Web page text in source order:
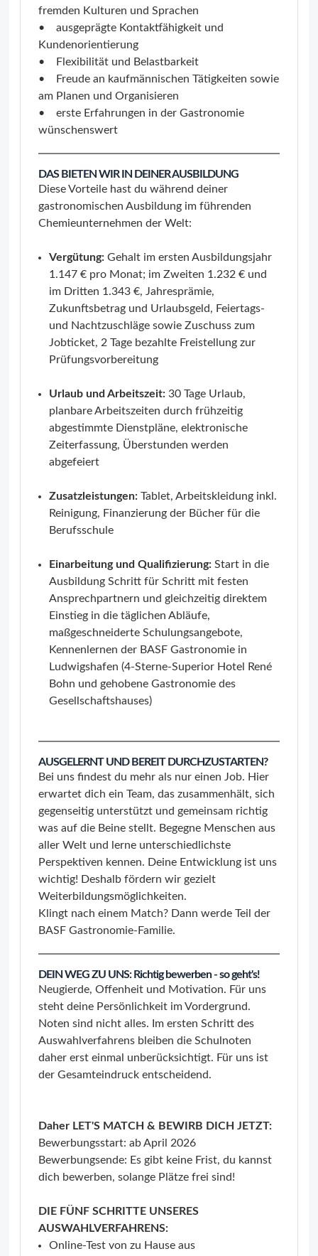
fremden Kulturen und Sprachen
• ausgeprägte Kontaktfähigkeit und
Kundenorientierung
• Flexibilität und Belastbarkeit
• Freude an kaufmännischen Tätigkeiten sowie
am Planen und Organisieren
• erste Erfahrungen in der Gastronomie
wünschenswert
DAS BIETEN WIR IN DEINER AUSBILDUNG
Diese Vorteile hast du während deiner
gastronomischen Ausbildung im führenden
Chemieunternehmen der Welt:
Vergütung: Gehalt im ersten Ausbildungsjahr
1.147 € pro Monat; im Zweiten 1.232 € und
im Dritten 1.343 €, Jahresprämie,
Zukunftsbetrag und Urlaubsgeld, Feiertags-
und Nachtzuschläge sowie Zuschuss zum
Jobticket, 2 Tage bezahlte Freistellung zur
Prüfungsvorbereitung
Urlaub und Arbeitszeit: 30 Tage Urlaub,
planbare Arbeitszeiten durch frühzeitig
abgestimmte Dienstpläne, elektronische
Zeiterfassung, Überstunden werden
abgefeiert
Zusatzleistungen: Tablet, Arbeitskleidung inkl.
Reinigung, Finanzierung der Bücher für die
Berufsschule
Einarbeitung und Qualifizierung: Start in die
Ausbildung Schritt für Schritt mit festen
Ansprechpartnern und gleichzeitig direktem
Einstieg in die täglichen Abläufe,
maßgeschneiderte Schulungsangebote,
Kennenlernen der BASF Gastronomie in
Ludwigshafen (4-Sterne-Superior Hotel René
Bohn und gehobene Gastronomie des
Gesellschaftshauses)
AUSGELERNT UND BEREIT DURCHZUSTARTEN?
Bei uns findest du mehr als nur einen Job. Hier
erwartet dich ein Team, das zusammenhält, sich
gegenseitig unterstützt und gemeinsam richtig
was auf die Beine stellt. Begegne Menschen aus
aller Welt und lerne unterschiedlichste
Perspektiven kennen. Deine Entwicklung ist uns
wichtig! Deshalb fördern wir gezielt
Weiterbildungsmöglichkeiten.
Klingt nach einem Match? Dann werde Teil der
BASF Gastronomie-Familie.
DEIN WEG ZU UNS: Richtig bewerben - so geht's!
Neugierde, Offenheit und Motivation. Für uns
steht deine Persönlichkeit im Vordergrund.
Noten sind nicht alles. Im ersten Schritt des
Auswahlverfahrens bleiben die Schulnoten
daher erst einmal unberücksichtigt. Für uns ist
der Gesamteindruck entscheidend.
Daher LET'S MATCH & BEWIRB DICH JETZT:
Bewerbungsstart: ab April 2026
Bewerbungsende: Es gibt keine Frist, du kannst
dich bewerben, solange Plätze frei sind!
DIE FÜNF SCHRITTE UNSERES
AUSWAHLVERFAHRENS:
Online-Test von zu Hause aus